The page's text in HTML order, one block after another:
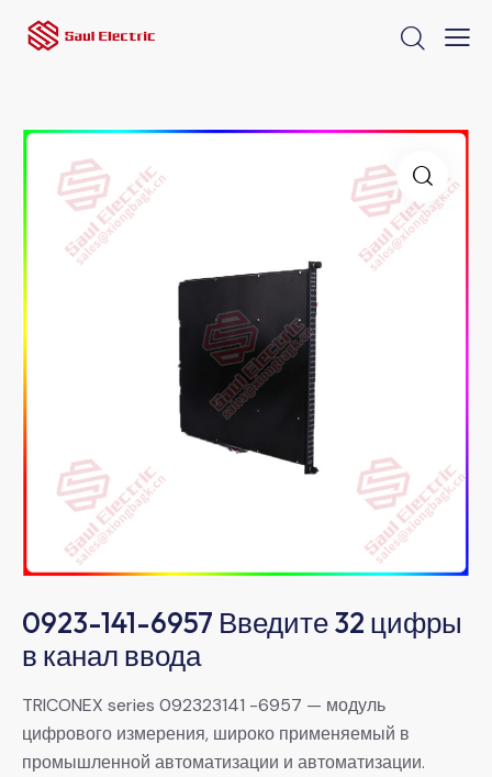
0923-141-6957 Введите 32 цифры
в канал ввода
TRICONEX series 092323141 -6957 — модуль
цифрового измерения, широко применяемый в
промышленной автоматизации и автоматизации.